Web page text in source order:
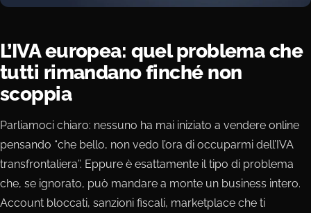
L’IVA europea: quel problema che
tutti rimandano finché non
scoppia
Parliamoci chiaro: nessuno ha mai iniziato a vendere online
pensando “che bello, non vedo l’ora di occuparmi dell’IVA
transfrontaliera”. Eppure è esattamente il tipo di problema
che, se ignorato, può mandare a monte un business intero.
Account bloccati, sanzioni fiscali, marketplace che ti